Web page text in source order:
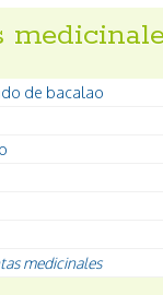
de bacalao
medicinales